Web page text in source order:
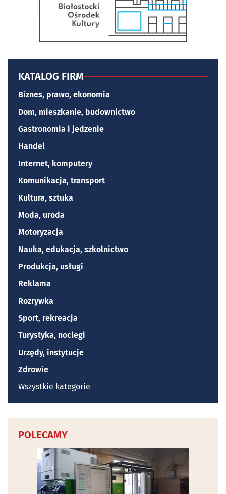
KATALOG FIRM
Biznes, prawo, ekonomia
Dom, mieszkanie, budownictwo
Gastronomia i jedzenie
Handel
Internet, komputery
Komunikacja, transport
Kultura, sztuka
Moda, uroda
Motoryzacja
Nauka, edukacja, szkolnictwo
Produkcja, usługi
Reklama
Rozrywka
Sport, rekreacja
Turystyka, noclegi
Urzędy, instytucje
Zdrowie
Wszystkie kategorie
POLECAMY